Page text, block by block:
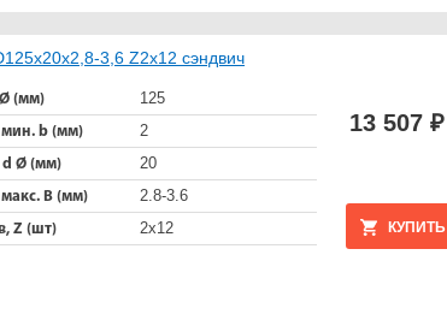
3,6 Z2x12 сэндвич
(мм) 125
b (мм) 2
d Ø (мм) 20
B (мм) 2.8-3.6
Z (шт) 2х12 КУПИТЬ
13 507 ₽